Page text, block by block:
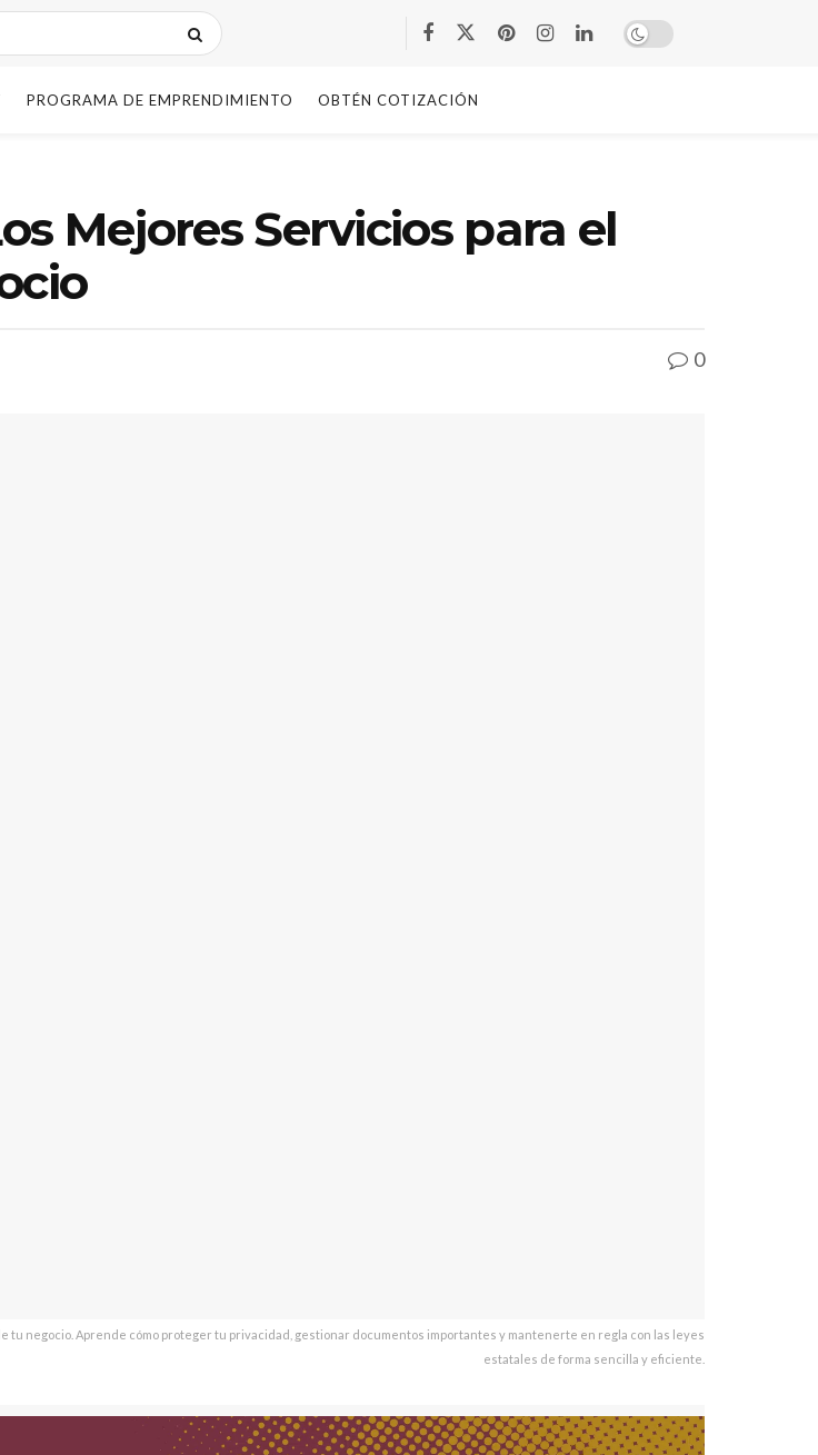
PROGRAMA DE EMPRENDIMIENTO OBTÉN COTIZACIÓN
Mejores Servicios para el
0
negocio. Aprende cómo proteger tu privacidad, gestionar documentos importantes y mantenerte en regla con las leyes
estatales de forma sencilla y eficiente.